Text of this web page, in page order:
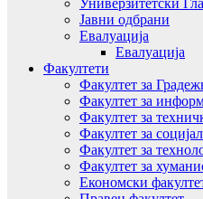
Универзитетски
Јавни одбрани
Евалуација
Евалуација
Факултети
Факултет за
Факултет за
Факултет за
Факултет за
Факултет за
Факултет за
Економски